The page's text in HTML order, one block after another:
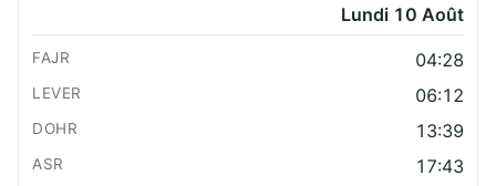
Lundi 10 Août
04:28
06:12
13:39
17:43